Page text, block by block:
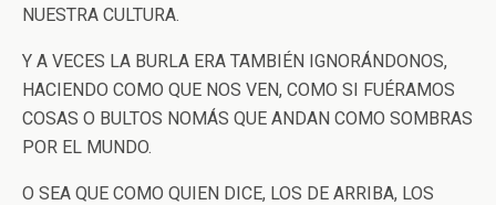
NUESTRA CULTURA.
Y A VECES LA BURLA ERA TAMBIÉN IGNORÁNDONOS,
HACIENDO COMO QUE NOS VEN, COMO SI FUÉRAMOS
COSAS O BULTOS NOMÁS QUE ANDAN COMO SOMBRAS
POR EL MUNDO.
O SEA QUE COMO QUIEN DICE, LOS DE ARRIBA, LOS